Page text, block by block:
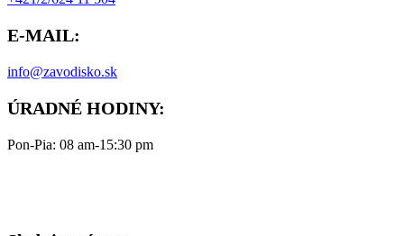
E-MAIL:
info@zavodisko.sk
ÚRADNÉ HODINY:
Pon-Pia: 08 am-15:30 pm